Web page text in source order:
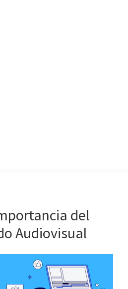
del
Audiovisual